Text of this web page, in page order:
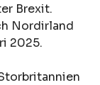
Brexit.
Nordirland
2025.